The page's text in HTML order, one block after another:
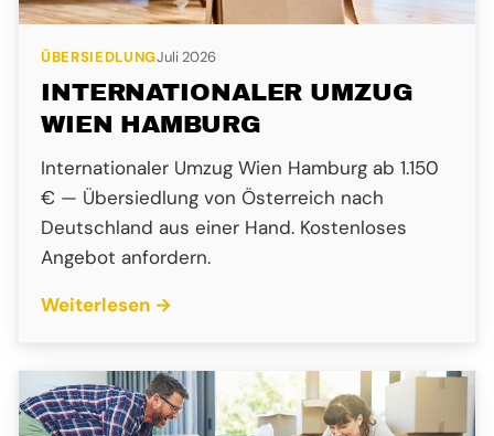
ÜBERSIEDLUNGJuli 2026
INTERNATIONALER UMZUG
WIEN HAMBURG
Internationaler Umzug Wien Hamburg ab 1.150
€ — Übersiedlung von Österreich nach
Deutschland aus einer Hand. Kostenloses
Angebot anfordern.
Weiterlesen →